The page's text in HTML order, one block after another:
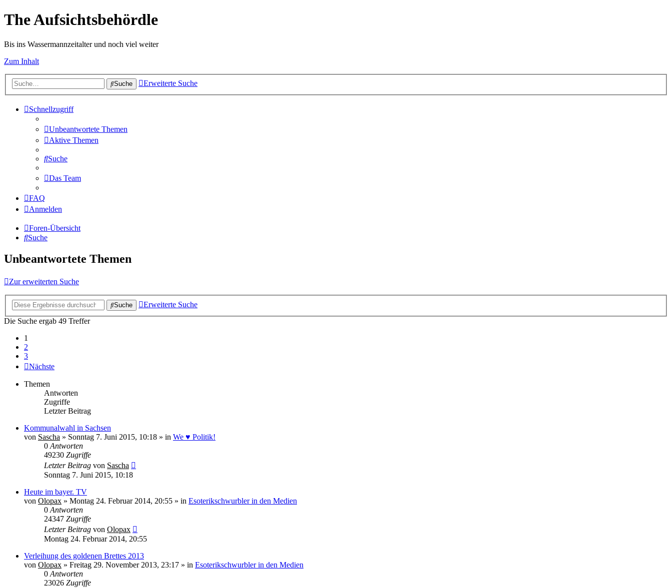
The Aufsichtsbehördle
Bis ins Wassermannzeitalter und noch viel weiter
Zum Inhalt
Suche Erweiterte Suche
Schnellzugriff
Unbeantwortete Themen
Aktive Themen
Suche
Das Team
FAQ
Anmelden
Foren-Übersicht
Suche
Unbeantwortete Themen
Zur erweiterten Suche
Suche
Erweiterte Suche
Die Suche ergab 49 Treffer
1
2
3
Nächste
Themen
Antworten
Zugriffe
Letzter Beitrag
Kommunalwahl in Sachsen
von Sascha » Sonntag 7. Juni 2015, 10:18 » in We ♥ Politik!
0 Antworten
49230 Zugriffe
Letzter Beitrag von Sascha
Sonntag 7. Juni 2015, 10:18
Heute im bayer. TV
von Olopax » Montag 24. Februar 2014, 20:55 » in Esoterikschwurbler in den Medien
0 Antworten
24347 Zugriffe
Letzter Beitrag von Olopax
Montag 24. Februar 2014, 20:55
Verleihung des goldenen Brettes 2013
von Olopax » Freitag 29. November 2013, 23:17 » in Esoterikschwurbler in den Medien
0 Antworten
23026 Zugriffe